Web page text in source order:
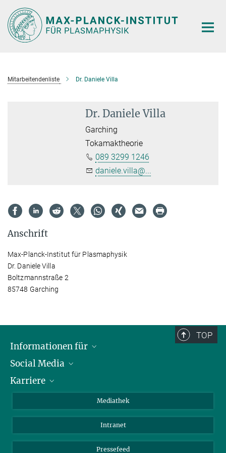
Hauptinhalt
Mitarbeitendenliste Dr. Daniele Villa
Dr. Daniele Villa
Garching
Tokamaktheorie
089 3299 1246
daniele.villa@...
Anschrift
Max-Planck-Institut für Plasmaphysik
Dr. Daniele Villa
Boltzmannstraße 2
85748 Garching
TOP
Informationen für
Journalisten
Schule
Social Media
LinkedIn
Karriere
Mediathek
Intranet
Pressefeed